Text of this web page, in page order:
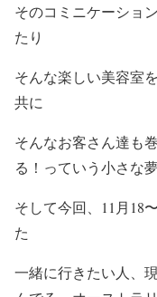
そのコミニケーショ
たり
そんな楽しい美容室
共に
そんなお客さん達も
る！っていう小さな
そして今回、11月18
た
一緒に行きたい人、